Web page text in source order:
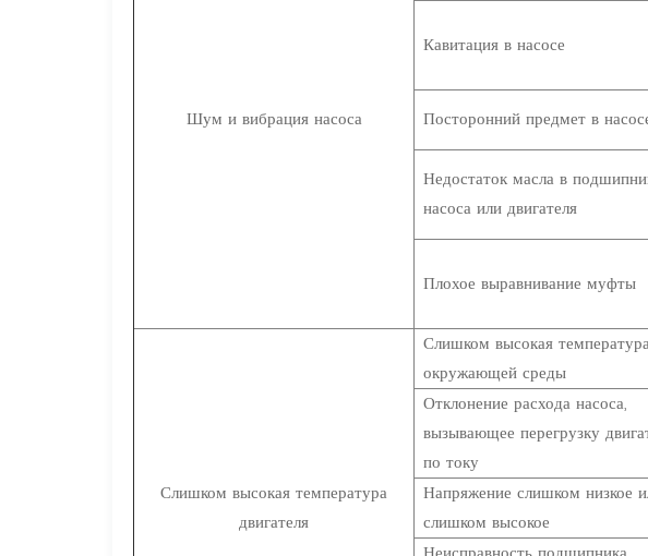
Шум и вибрация насоса
Кавитация в насосе
Посторонний предмет в
Недостаток масла в
насоса или двигателя
Плохое выравнивание муфты
Слишком высокая температура
двигателя
Слишком высокая
окружающей среды
Отклонение расхода насоса,
вызывающее перегрузку
по току
Напряжение слишком низкое
слишком высокое